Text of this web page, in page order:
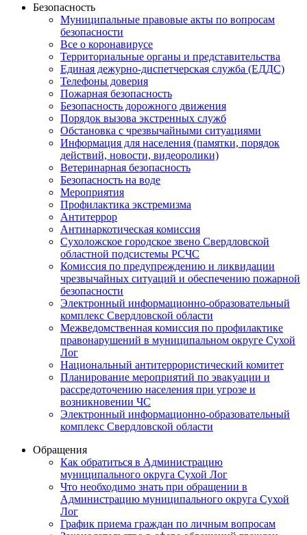
Безопасность
Муниципальные правовые акты по вопросам
безопасности
Все о коронавирусе
Территориальные органы и представительства
Единая дежурно-диспетчерская служба (ЕДДС)
Телефоны доверия
Пожарная безопасность
Безопасность дорожного движения
Порядок вызова экстренных служб
Обстановка с чрезвычайными ситуациями
Информация для населения (памятки, порядок
действий, новости, видеоролики)
Ветеринарная безопасность
Безопасность на воде
Мероприятия
Профилактика экстремизма
Антитеррор
Антинаркотическая комиссия
Сухоложское городское звено Свердловской
областной подсистемы РСЧС
Комиссия по предупреждению и ликвидации
чрезвычайных ситуаций и обеспечению пожарной
безопасности
Электронный информационно-образовательный
комплекс Cвердловской области
Межведомственная комиссия по профилактике
правонарушений в муниципальном округе Сухой
Лог
Национальный антитеррористический комитет
Планирование мероприятий по эвакуации и
рассредоточению населения при угрозе и
возникновении ЧС
Электронный информационно-образовательный
комплекс Свердловской области
Обращения
Как обратиться в Администрацию
муниципального округа Сухой Лог
Что необходимо знать при обращении в
Администрацию муниципального округа Сухой
Лог
График приема граждан по личным вопросам